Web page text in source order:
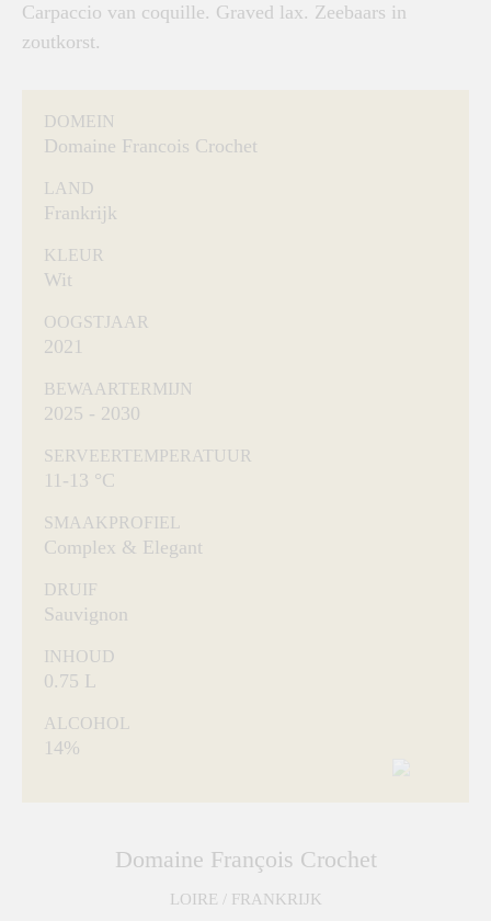
Carpaccio van coquille. Graved lax. Zeebaars in
zoutkorst.
DOMEIN
Domaine Francois Crochet
LAND
Frankrijk
KLEUR
Wit
OOGSTJAAR
2021
BEWAARTERMIJN
2025 - 2030
SERVEERTEMPERATUUR
11-13 °C
SMAAKPROFIEL
Complex & Elegant
DRUIF
Sauvignon
INHOUD
0.75 L
ALCOHOL
14%
Domaine François Crochet
LOIRE / FRANKRIJK